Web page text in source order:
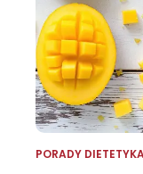
PORADY